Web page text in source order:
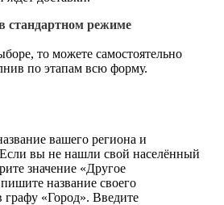
стандартном режиме
то можете самостоятельно
по этапам всю форму.
вашего региона и
вы не нашли свой населённый
значение «Другое
название своего
графу «Город». Введите